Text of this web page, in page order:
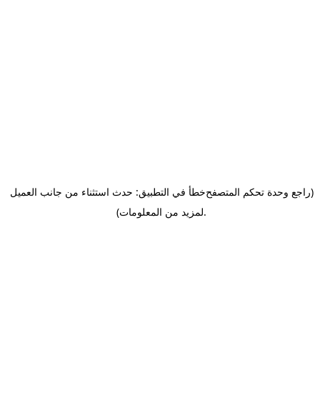
خطأ في التطبيق: حدث استثناء من جانب العميل(راجع وحدة تحكم المتصفح
لمزيد من المعلومات).